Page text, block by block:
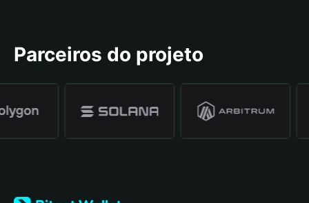
Parceiros do projeto